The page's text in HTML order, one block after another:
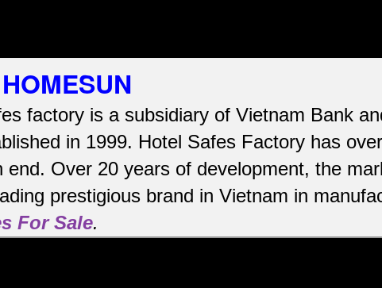
factory is a subsidiary of Vietnam Bank
in 1999. Hotel Safes Factory has over
end. Over 20 years of development, the
prestigious brand in Vietnam in
For Sale.